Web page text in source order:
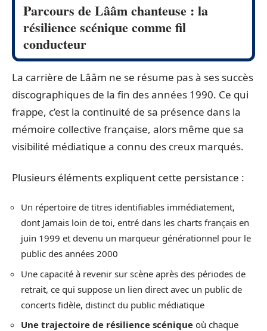
Parcours de Lââm chanteuse : la
résilience scénique comme fil
conducteur
La carrière de Lââm ne se résume pas à ses succès
discographiques de la fin des années 1990. Ce qui
frappe, c’est la continuité de sa présence dans la
mémoire collective française, alors même que sa
visibilité médiatique a connu des creux marqués.
Plusieurs éléments expliquent cette persistance :
Un répertoire de titres identifiables immédiatement,
dont Jamais loin de toi, entré dans les charts français en
juin 1999 et devenu un marqueur générationnel pour le
public des années 2000
Une capacité à revenir sur scène après des périodes de
retrait, ce qui suppose un lien direct avec un public de
concerts fidèle, distinct du public médiatique
Une trajectoire de résilience scénique où chaque